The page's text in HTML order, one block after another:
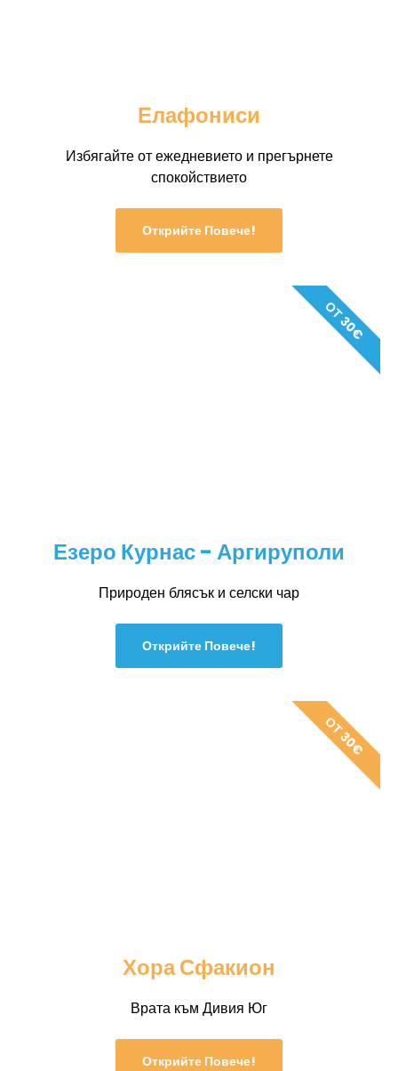
Елафониси
Избягайте от ежедневието и прегърнете
спокойствието
Открийте Повече!
Езеро Курнас - Аргируполи
Природен блясък и селски чар
Открийте Повече!
ОТ 30€
Хора Сфакион
Врата към Дивия Юг
Открийте Повече!
ОТ 30€